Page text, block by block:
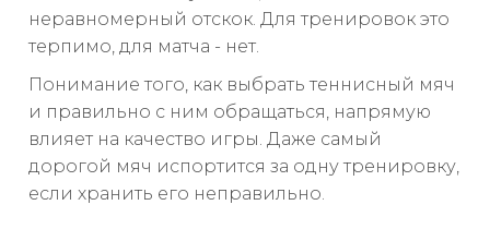
неравномерный отскок. Для тренировок это
терпимо, для матча - нет.
Понимание того, как выбрать теннисный мяч
и правильно с ним обращаться, напрямую
влияет на качество игры. Даже самый
дорогой мяч испортится за одну тренировку,
если хранить его неправильно.